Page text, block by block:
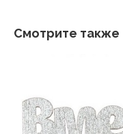
Смотрите также